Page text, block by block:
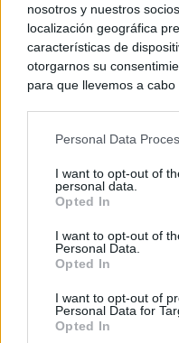
nosotros y nuestros
localización geográfica
características de
otorgarnos su
para que llevemos a
negar su consentimiento.
de su consentimiento,
rechazar tal
cualquier momento
visitando nuestra política
Personal Data
I want to opt-out of
personal data.
Opted In
I want to opt-out of
Personal Data.
Opted In
I want to opt-out of
Personal Data for
Opted In